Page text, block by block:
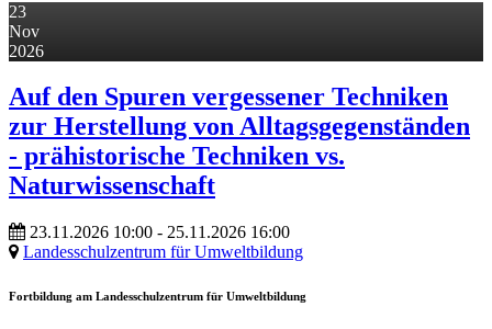
23
Nov
2026
Auf den Spuren vergessener Techniken
zur Herstellung von Alltagsgegenständen
- prähistorische Techniken vs.
Naturwissenschaft
23.11.2026 10:00 - 25.11.2026 16:00
Landesschulzentrum für Umweltbildung
Fortbildung am Landesschulzentrum für Umweltbildung